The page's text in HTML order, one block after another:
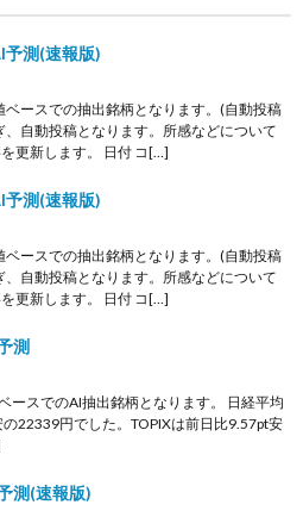
予測(速報版)
ベースでの抽出銘柄となります。(自動投稿
、自動投稿となります。所感などについて
更新します。 日付 コ[…]
予測(速報版)
ベースでの抽出銘柄となります。(自動投稿
、自動投稿となります。所感などについて
更新します。 日付 コ[…]
測
ースでのAI抽出銘柄となります。 日経平均
22339円でした。TOPIXは前日比9.57pt安
測(速報版)